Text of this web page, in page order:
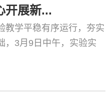
开展新...
教学平稳有序运行，夯实
，3月9日中午，实验实